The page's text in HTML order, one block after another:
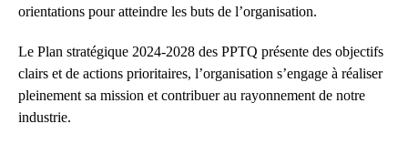
orientations pour atteindre les buts de l’organisation.
Le Plan stratégique 2024-2028 des PPTQ présente des objectifs
clairs et de actions prioritaires, l’organisation s’engage à réaliser
pleinement sa mission et contribuer au rayonnement de notre
industrie.